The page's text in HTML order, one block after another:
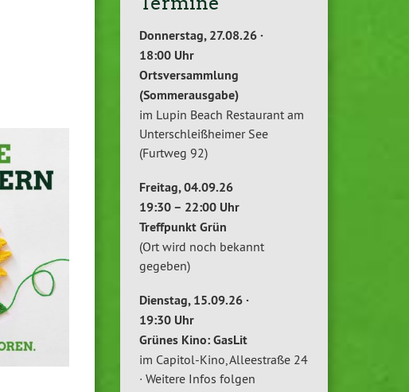
Donnerstag, 27.08.26 ·
18:00 Uhr
Ortsversammlung
(Sommerausgabe)
im Lupin Beach Restaurant am
Unterschleißheimer See
(Furtweg 92)
Freitag, 04.09.26
19:30 – 22:00 Uhr
Treffpunkt Grün
(Ort wird noch bekannt
gegeben)
Dienstag, 15.09.26 ·
19:30 Uhr
Grünes Kino: GasLit
im Capitol-Kino, Alleestraße 24
· Weitere Infos folgen